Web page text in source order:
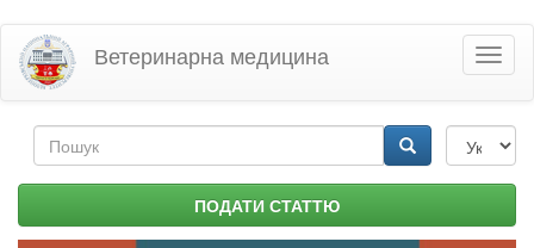
Перейти
основного
матеріалу
Ветеринарна медицина
Пошукова
форма ПОДАТИ СТАТТЮ